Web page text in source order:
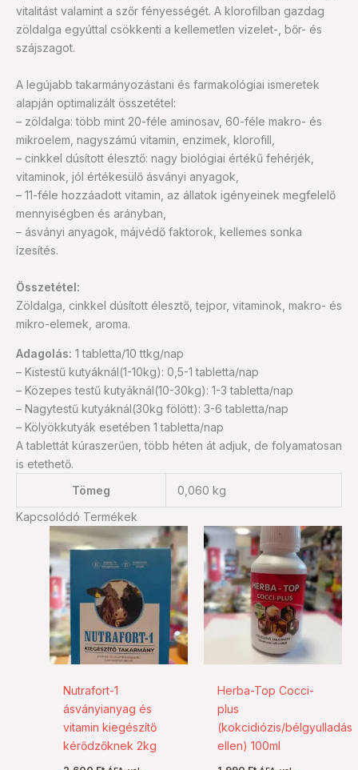
vitalitást valamint a szőr fényességét. A klorofilban gazdag
zöldalga egyúttal csökkenti a kellemetlen vizelet-, bőr- és
szájszagot.
A legújabb takarmányozástani és farmakológiai ismeretek
alapján optimalizált összetétel:
– zöldalga: több mint 20-féle aminosav, 60-féle makro- és
mikroelem, nagyszámú vitamin, enzimek, klorofill,
– cinkkel dúsított élesztő: nagy biológiai értékű fehérjék,
vitaminok, jól értékesülő ásványi anyagok,
– 11-féle hozzáadott vitamin, az állatok igényeinek megfelelő
mennyiségben és arányban,
– ásványi anyagok, májvédő faktorok, kellemes sonka
ízesítés.
Összetétel:
Zöldalga, cinkkel dúsított élesztő, tejpor, vitaminok, makro- és
mikro-elemek, aroma.
Adagolás: 1 tabletta/10 ttkg/nap
– Kistestű kutyáknál(1-10kg): 0,5-1 tabletta/nap
– Közepes testű kutyáknál(10-30kg): 1-3 tabletta/nap
– Nagytestű kutyáknál(30kg fölött): 3-6 tabletta/nap
– Kölyökkutyák esetében 1 tabletta/nap
A tablettát kúraszerűen, több héten át adjuk, de folyamatosan
is etethető.
Tömeg
0,060 kg
Kapcsolódó Termékek
Nutrafort-1
ásványianyag és
vitamin kiegészítő
kérődzőknek 2kg
Herba-Top Cocci-
plus
(kokcidiózis/bélgyulladás
ellen) 100ml